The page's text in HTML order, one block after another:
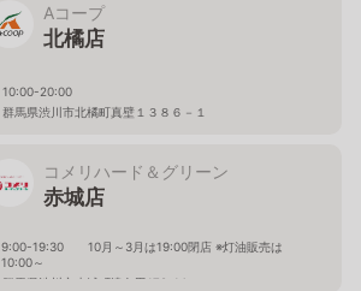
Aコープ
北橘店
10:00-20:00
群馬県渋川市北橘町真壁１３８６－１
コメリハード＆グリーン
赤城店
9:00-19:30 10月～3月は19:00閉店 ※灯油販売は
10:00～
群馬県渋川市赤城町津久田178-14